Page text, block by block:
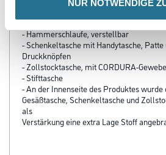
NUR NOTWENDIGE
-Gesäßtaschen, verstärkt
- Hammerschlaufe, verstellbar
- Schenkeltasche mit Handytasche,
Druckknöpfen
- Zollstocktasche, mit CORDURA-
- Stifttasche
- An der Innenseite des Produktes wurde
Gesäßtasche, Schenkeltasche und
als
Verstärkung eine extra Lage Stoff